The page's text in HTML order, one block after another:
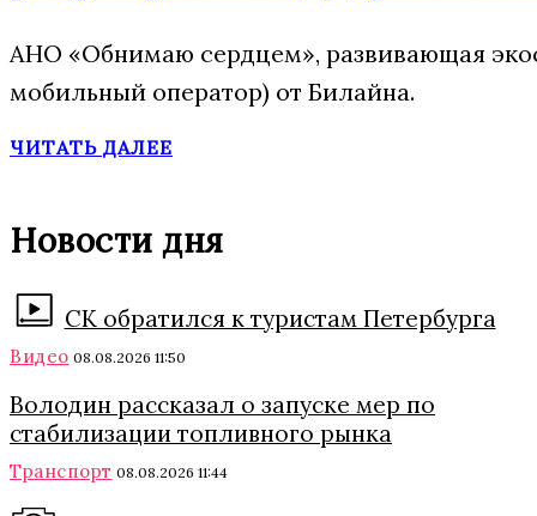
АНО «Обнимаю сердцем», развивающая
мобильный оператор) от Билайна.
ЧИТАТЬ ДАЛЕЕ
Новости дня
СК обратился к туристам Петербурга
Видео 08.08.2026 11:50
Володин рассказал о запуске мер по
стабилизации топливного рынка
Транспорт 08.08.2026 11:44